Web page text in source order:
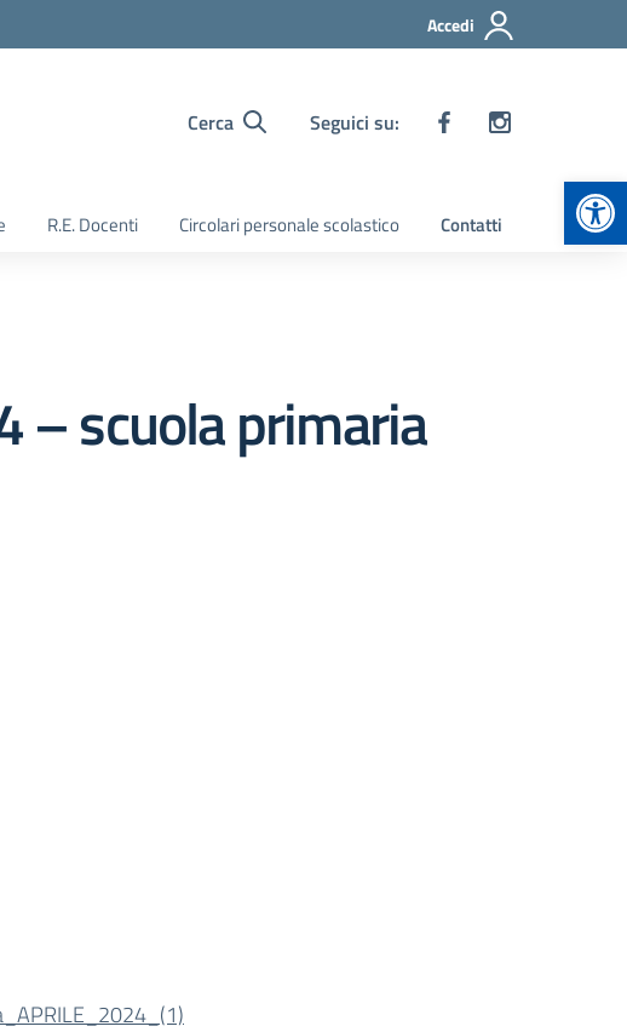
Accedi
Cerca Seguici su:
R.E. Docenti Circolari personale scolastico Contatti
– scuola primaria